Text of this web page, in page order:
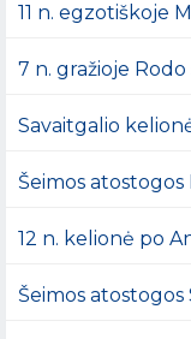
11 n. egzotiškoje
7 n. gražioje Rodo
Savaitgalio
Šeimos
12 n. kelionė po
Šeimos